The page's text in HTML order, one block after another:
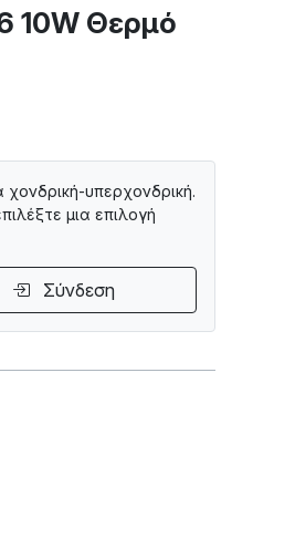
10W Θερμό
χονδρική-υπερχονδρική.
μια επιλογή
Σύνδεση